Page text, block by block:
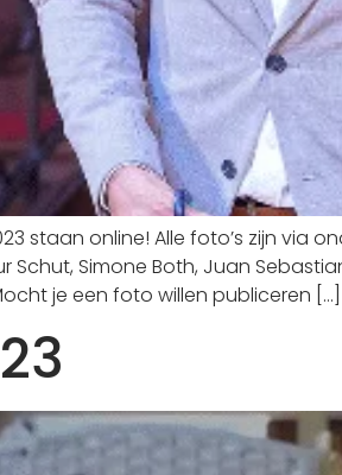
staan online! Alle foto’s zijn
Schut, Simone Both, Juan
je een foto willen publiceren […]